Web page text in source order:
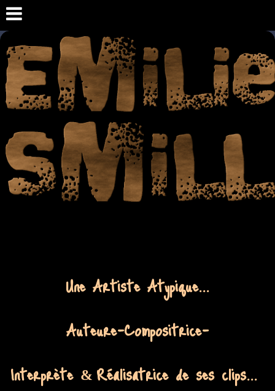
Une Artiste Atypique...
Auteure-Compositrice-
Interprète & Réalisatrice de ses clips...